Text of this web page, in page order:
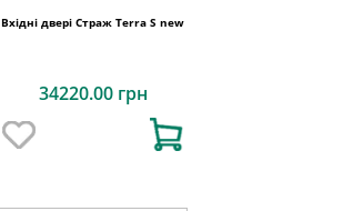
Вхідні двері Страж Terra S new
34220.00 грн